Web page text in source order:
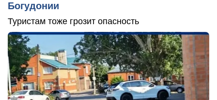
Богудонии
Туристам тоже грозит опасность